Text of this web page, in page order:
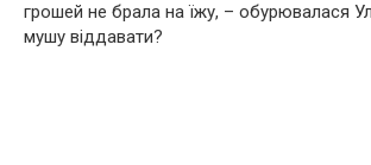
грошей не брала на їжу, – обурювалася
мушу віддавати?